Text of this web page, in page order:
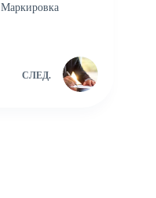
Маркировка
СЛЕД.